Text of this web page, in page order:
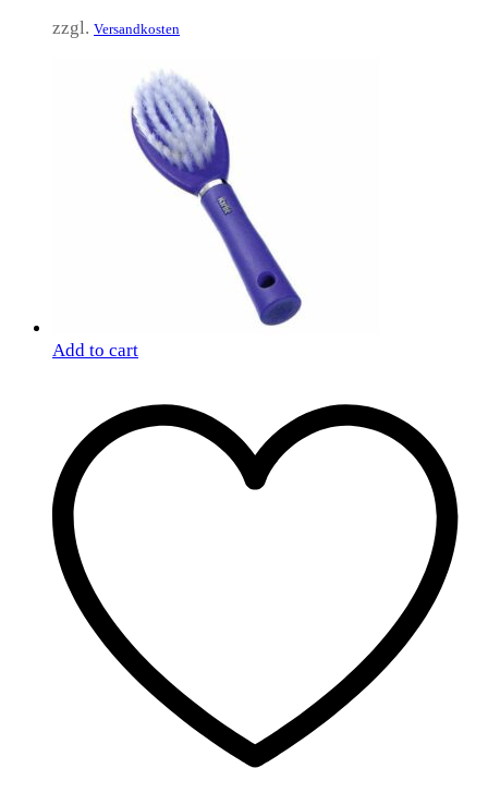
zzgl. Versandkosten
Add to cart